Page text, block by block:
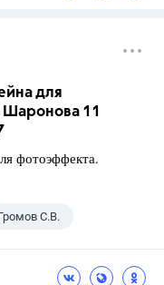
для
11
фотоэффекта.
С.В.